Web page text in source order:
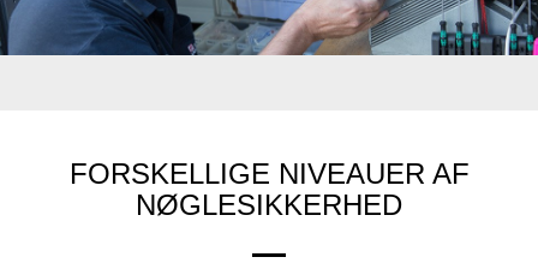
Previ
Next
FORSKELLIGE NIVEAUER AF
NØGLESIKKERHED